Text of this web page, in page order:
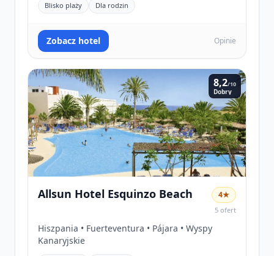
Blisko plaży Dla rodzin
Zobacz hotel Opinie
8,2/10
Dobry
Allsun Hotel Esquinzo Beach 4★
5 ofert
Hiszpania • Fuerteventura • Pájara • Wyspy
Kanaryjskie